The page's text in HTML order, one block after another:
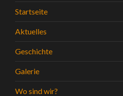
Startseite
Aktuelles
Geschichte
Galerie
Wo sind wir?